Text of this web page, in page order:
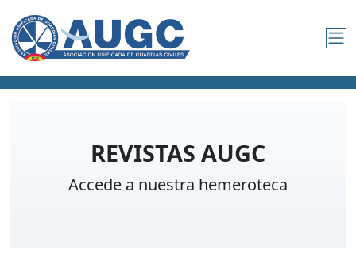
REVISTAS AUGC
Accede a nuestra hemeroteca